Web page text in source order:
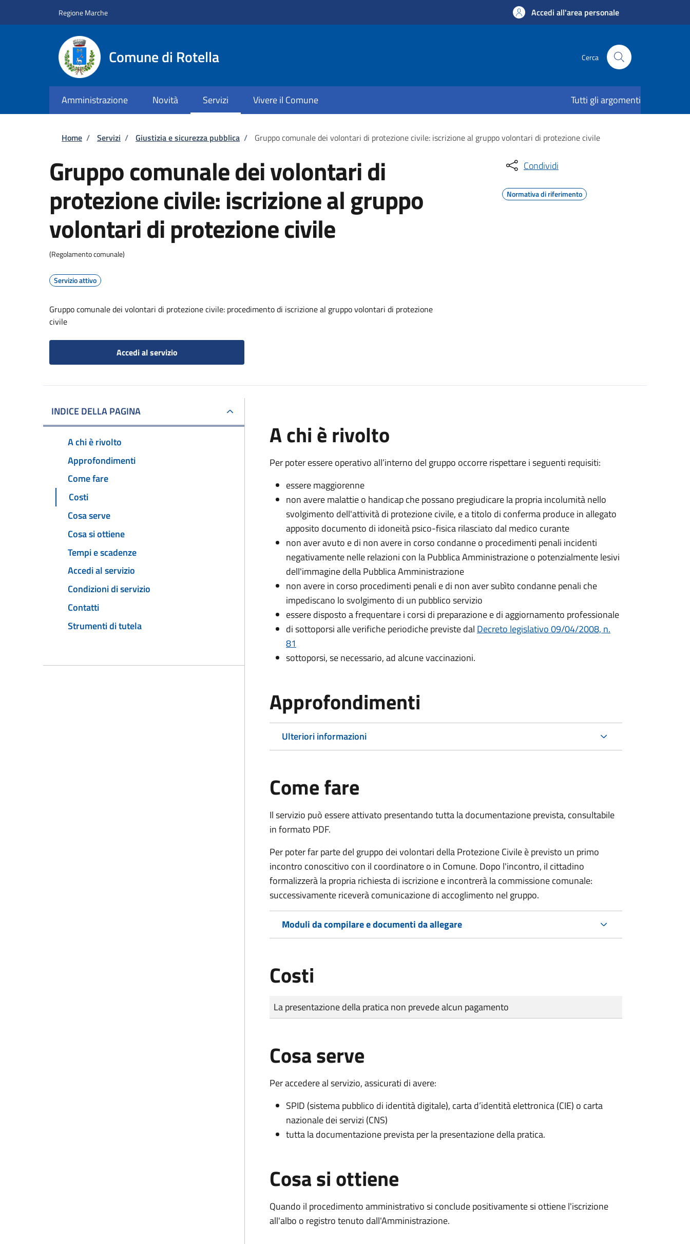
Regione Marche Accedi all'area personale
Comune di Rotella Cerca
Amministrazione Novità Servizi Vivere il Comune Tutti gli argomenti
Briciole di pane
Home / Servizi / Giustizia e sicurezza pubblica / Gruppo comunale dei volontari di protezione civile: iscrizione al gruppo volontari di protezione civile
Gruppo comunale dei volontari di
protezione civile: iscrizione al gruppo
volontari di protezione civile
(Regolamento comunale)
Servizio attivo
Gruppo comunale dei volontari di protezione civile: procedimento di iscrizione al gruppo volontari di protezione
civile
Accedi al servizio
Condividi
Normativa di riferimento
INDICE DELLA PAGINA
A chi è rivolto
Approfondimenti
Come fare
Costi
Cosa serve
Cosa si ottiene
Tempi e scadenze
Accedi al servizio
Condizioni di servizio
Contatti
Strumenti di tutela
A chi è rivolto
Per poter essere operativo all’interno del gruppo occorre rispettare i seguenti requisiti:
essere maggiorenne
non avere malattie o handicap che possano pregiudicare la propria incolumità nello
svolgimento dell'attività di protezione civile, e a titolo di conferma produce in allegato
apposito documento di idoneità psico-fisica rilasciato dal medico curante
non aver avuto e di non avere in corso condanne o procedimenti penali incidenti
negativamente nelle relazioni con la Pubblica Amministrazione o potenzialmente lesivi
dell'immagine della Pubblica Amministrazione
non avere in corso procedimenti penali e di non aver subìto condanne penali che
impediscano lo svolgimento di un pubblico servizio
essere disposto a frequentare i corsi di preparazione e di aggiornamento professionale
di sottoporsi alle verifiche periodiche previste dal Decreto legislativo 09/04/2008, n.
81
sottoporsi, se necessario, ad alcune vaccinazioni.
Approfondimenti
Ulteriori informazioni
Come fare
Il servizio può essere attivato presentando tutta la documentazione prevista, consultabile
in formato PDF.
Per poter far parte del gruppo dei volontari della Protezione Civile è previsto un primo
incontro conoscitivo con il coordinatore o in Comune. Dopo l'incontro, il cittadino
formalizzerà la propria richiesta di iscrizione e incontrerà la commissione comunale:
successivamente riceverà comunicazione di accoglimento nel gruppo.
Moduli da compilare e documenti da allegare
Costi
Tipo di pagamento
Importo
La presentazione della pratica non prevede alcun pagamento
Cosa serve
Per accedere al servizio, assicurati di avere:
SPID (sistema pubblico di identità digitale), carta d’identità elettronica (CIE) o carta
nazionale dei servizi (CNS)
tutta la documentazione prevista per la presentazione della pratica.
Cosa si ottiene
Quando il procedimento amministrativo si conclude positivamente si ottiene l'iscrizione
all'albo o registro tenuto dall'Amministrazione.